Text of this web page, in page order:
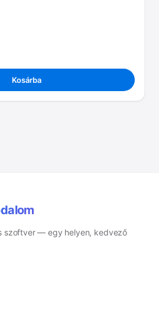
Kosárba
szoftver — egy helyen, kedvező